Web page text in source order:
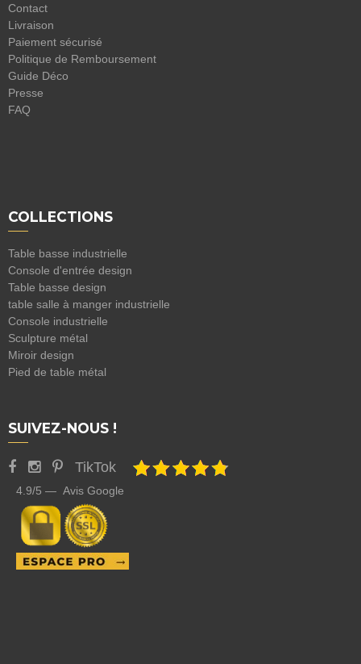
Contact
Livraison
Paiement sécurisé
Politique de Remboursement
Guide Déco
Presse
FAQ
COLLECTIONS
Table basse industrielle
Console d'entrée design
Table basse design
table salle à manger industrielle
Console industrielle
Sculpture métal
Miroir design
Pied de table métal
SUIVEZ-NOUS !
TikTok
4.9/5 — Avis Google